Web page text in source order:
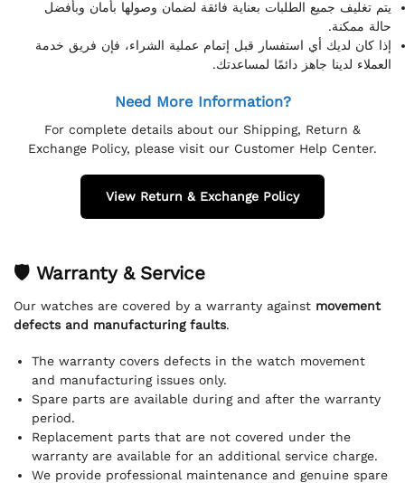
يتم تغليف جميع الطلبات بعناية فائقة لضمان وصولها بأمان وبأفضل
حالة ممكنة.
إذا كان لديك أي استفسار قبل إتمام عملية الشراء، فإن فريق خدمة
العملاء لدينا جاهز دائمًا لمساعدتك.
Need More Information?
For complete details about our Shipping, Return &
Exchange Policy, please visit our Customer Help Center.
View Return & Exchange Policy
🛡 Warranty & Service
Our watches are covered by a warranty against movement
defects and manufacturing faults.
The warranty covers defects in the watch movement
and manufacturing issues only.
Spare parts are available during and after the warranty
period.
Replacement parts that are not covered under the
warranty are available for an additional service charge.
We provide professional maintenance and genuine spare